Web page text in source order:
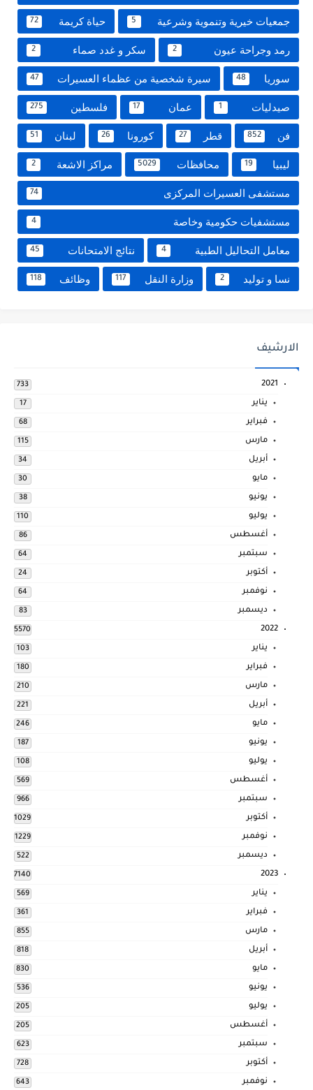
جمعيات خيرية وتنموية وشرعية 5 حياة كريمة 72
رمد وجراحة عيون 2 سكر و غدد صماء 2
سوريا 48 سيرة شخصية من عظماء العسيرات 47
صيدليات 1 عمان 17 فلسطين 275
فن 852 قطر 27 كورونا 26 لبنان 51
ليبيا 19 محافظات 5029 مراكز الاشعة 2
مستشفى العسيرات المركزى 74
مستشفيات حكومية وخاصة 4
معامل التحاليل الطبية 4 نتائج الامتحانات 45
نسا و توليد 2 وزارة النقل 117 وظائف 118
الارشيف
2021
733
يناير 17
فبراير 68
مارس 115
أبريل 34
مايو 30
يونيو 38
يوليو 110
أغسطس 86
سبتمبر 64
أكتوبر 24
نوفمبر 64
ديسمبر 83
2022
5570
يناير 103
فبراير 180
مارس 210
أبريل 221
مايو 246
يونيو 187
يوليو 108
أغسطس 569
سبتمبر 966
أكتوبر 1029
نوفمبر 1229
ديسمبر 522
2023
7140
يناير 569
فبراير 361
مارس 855
أبريل 818
مايو 830
يونيو 536
يوليو 205
أغسطس 205
سبتمبر 623
أكتوبر 728
نوفمبر 643